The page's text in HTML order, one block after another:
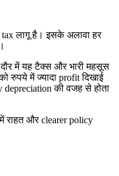
tax लागू है। इसके अलावा हर
में यह टैक्स और भारी महसूस
रुपये में ज्यादा profit दिखाई
depreciation की वजह से होता
राहत और clearer policy